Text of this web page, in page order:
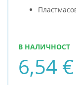
6,54
В НАЛИЧНОСТ